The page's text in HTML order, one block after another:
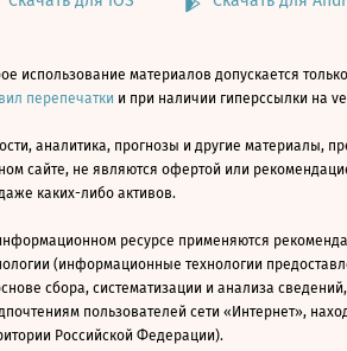
использование материалов допускается
перепечатки и при наличии гиперссылки на
аналитика, прогнозы и другие материалы,
сайте, не являются офертой или
каких-либо активов.
ресурсе применяются
(информационные технологии
сбора, систематизации и анализа
пользователей сети «Интернет»,
Российской Федерации).